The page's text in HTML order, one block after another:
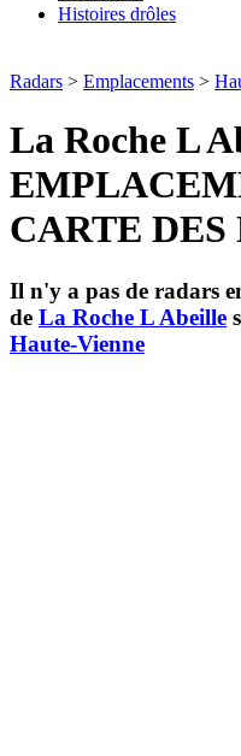
Histoires drôles
Radars > Emplacements >
La Roche L
CARTE DES
Il n'y a pas de radars
de La Roche L Abeille
Haute-Vienne